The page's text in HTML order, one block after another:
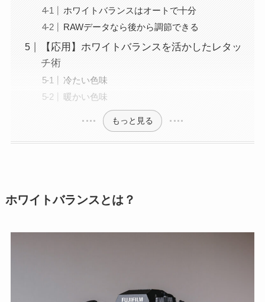
ホワイトバランスはオートで十分
RAWデータなら後から調節できる
【応用】ホワイトバランスを活かしたレタッ
チ術
冷たい色味
暖かい色味
もっと見る
ホワイトバランスとは？